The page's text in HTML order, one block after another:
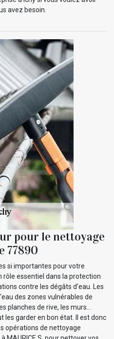
avez besoin.
pour le nettoyage
77890
si importantes pour votre
rôle essentiel dans la protection
contre les dégâts d'eau. Les
des zones vulnérables de
planches de rive, les murs…
les garder en bon état. Il est donc
opérations de nettoyage